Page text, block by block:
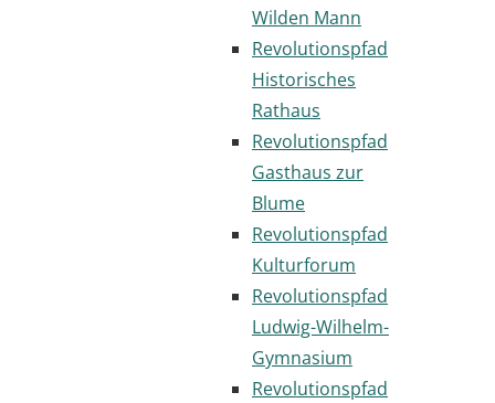
Wilden Mann
Revolutionspfad
Historisches
Rathaus
Revolutionspfad
Gasthaus zur
Blume
Revolutionspfad
Kulturforum
Revolutionspfad
Ludwig-Wilhelm-
Gymnasium
Revolutionspfad